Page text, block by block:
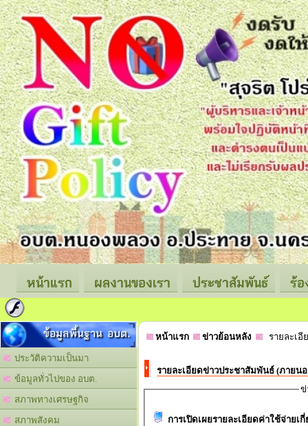
หน้าแรก ผลงานของเรา ประชาสัมพันธ์ ร้
ข้อมูลพื้นฐาน อบต.
ประวัติความเป็นมา
ข้อมูลทั่วไปของ อบต.
สภาพทางเศรษฐกิจ
สภาพสังคม
หน้าแรก ข่าวย้อนหลัง รายละเ
รายละเอียดข่าวประชาสัมพันธ์ (ภายน
ข่
การเปิดเผยรายละเอียดค่าใช้จ่าย